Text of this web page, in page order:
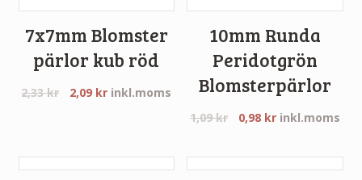
7x7mm Blomster
pärlor kub röd
2,33kr 2,09 kr inkl.moms
10mm Runda
Peridotgrön
Blomsterpärlor
1,09kr 0,98 kr inkl.moms